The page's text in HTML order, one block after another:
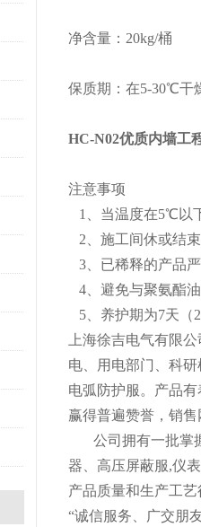
净含量：20kg/桶
保质期：在5-30℃干
HC-N02优质内墙工
注意事项
1、当温度在5℃以
2、施工间休或结
3、已稀释的产品
4、避免与聚氨酯
5、养护期为7天（
上海徐吉电气有限
电、用电部门、科
电弧防护服。产品
赢得普遍赞誉，销
公司拥有一批掌握
器、高压屏蔽服,仪
产品质量和生产工
“诚信服务、广交朋